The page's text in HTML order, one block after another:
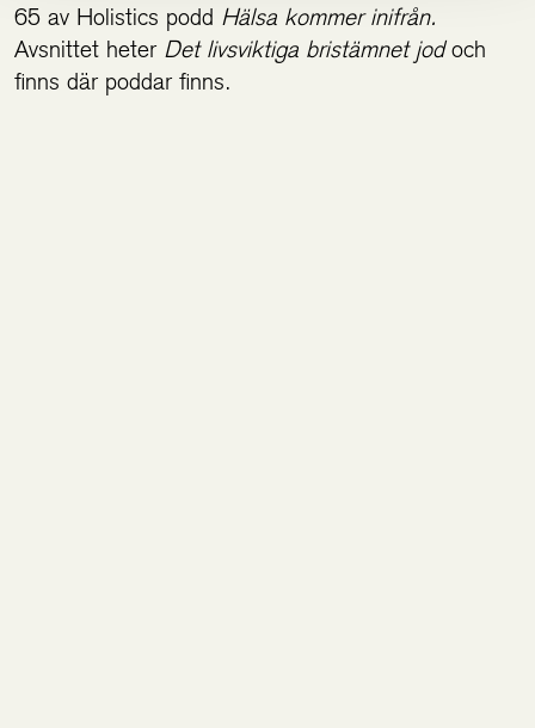
65 av Holistics podd Hälsa kommer inifrån.
Avsnittet heter Det livsviktiga bristämnet jodoch
finns där poddar finns.